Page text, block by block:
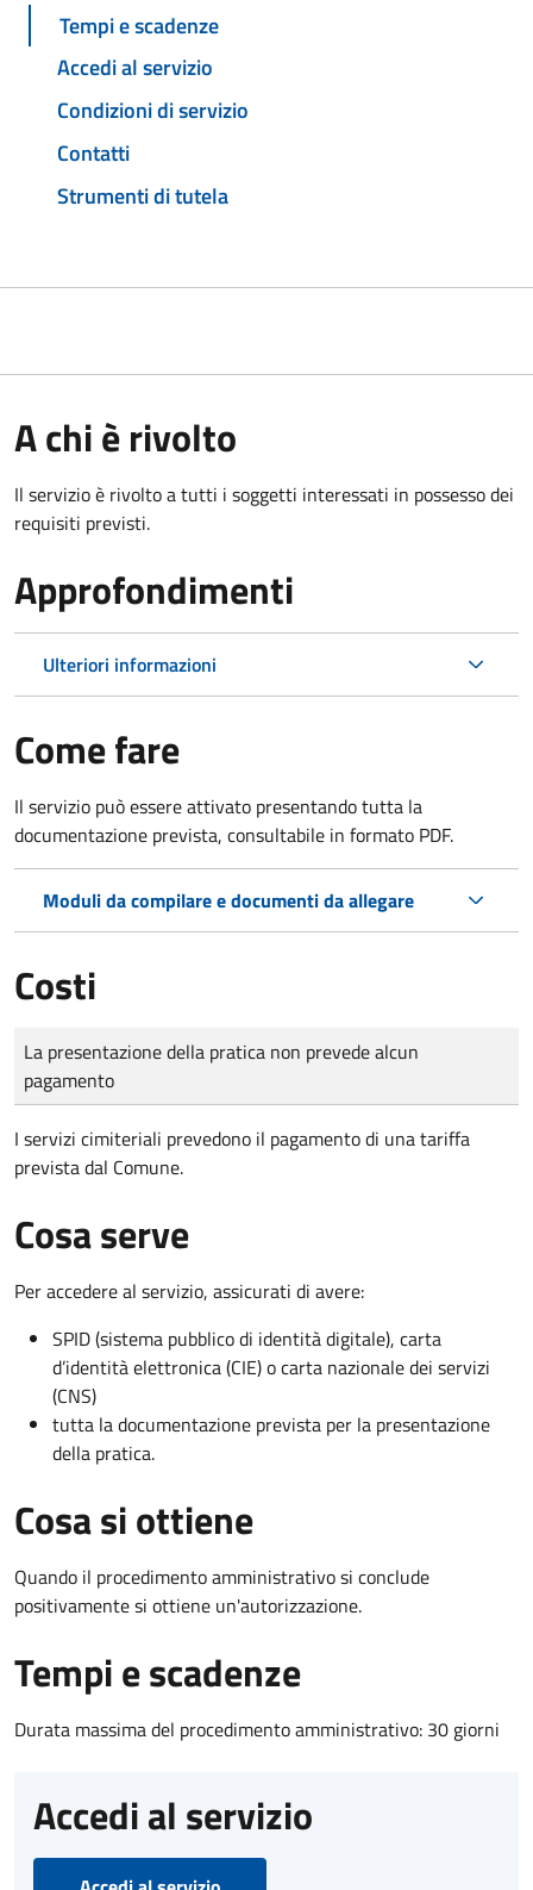
Tempi e scadenze
Accedi al servizio
Condizioni di servizio
Contatti
Strumenti di tutela
A chi è rivolto
Il servizio è rivolto a tutti i soggetti interessati in possesso dei
requisiti previsti.
Approfondimenti
Ulteriori informazioni
Come fare
Il servizio può essere attivato presentando tutta la
documentazione prevista, consultabile in formato PDF.
Moduli da compilare e documenti da allegare
Costi
Tipo di pagamento
Importo
La presentazione della pratica non prevede alcun
pagamento
I servizi cimiteriali prevedono il pagamento di una tariffa
prevista dal Comune.
Cosa serve
Per accedere al servizio, assicurati di avere:
SPID (sistema pubblico di identità digitale), carta
d’identità elettronica (CIE) o carta nazionale dei servizi
(CNS)
tutta la documentazione prevista per la presentazione
della pratica.
Cosa si ottiene
Quando il procedimento amministrativo si conclude
positivamente si ottiene un'autorizzazione.
Tempi e scadenze
Durata massima del procedimento amministrativo: 30 giorni
Accedi al servizio